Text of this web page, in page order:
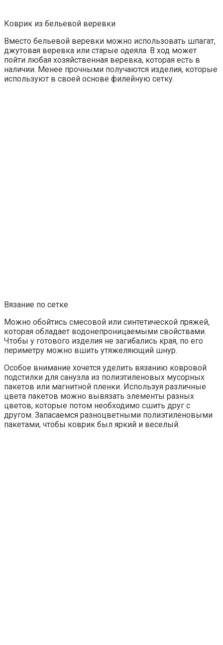
Коврик из бельевой веревки
Вместо бельевой веревки можно использовать шпагат,
джутовая веревка или старые одеяла. В ход может
пойти любая хозяйственная веревка, которая есть в
наличии. Менее прочными получаются изделия, которые
используют в своей основе филейную сетку.
Вязание по сетке
Можно обойтись смесовой или синтетической пряжей,
которая обладает водонепроницаемыми свойствами.
Чтобы у готового изделия не загибались края, по его
периметру можно вшить утяжеляющий шнур.
Особое внимание хочется уделить вязанию ковровой
подстилки для санузла из полиэтиленовых мусорных
пакетов или магнитной пленки. Используя различные
цвета пакетов можно вывязать элементы разных
цветов, которые потом необходимо сшить друг с
другом. Запасаемся разноцветными полиэтиленовыми
пакетами, чтобы коврик был яркий и веселый.